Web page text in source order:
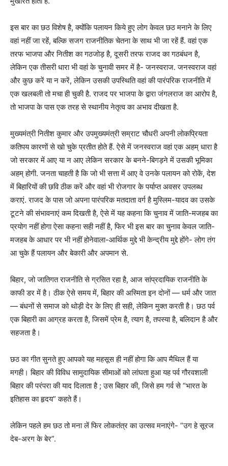
इस बार का छठ विशेष है, क्योंकि पलायन किये हुए लोग केवल छठ मनाने के लिए
वहां नहीं जा रहें, बल्कि सजग राजनीतिक चेतना के साथ भी जा रहें हैं. वहां एक
तरफ भाजपा और नितीश का गठजोड़ है, दूसरी तरफ राजद का गठबंधन है,
लेकिन एक तीसरी धारा भी वहां के चुनावी समर में है- जनस्वराज. जनस्वराज वहां
और कुछ करें या न करें, लेकिन उसकी उपस्थिति वहां की पारंपरिक राजनीति में
एक खलबली तो मचा ही चुकी है. राजद पर भाजपा के द्वारा जंगलराज का आरोप है,
तो भाजपा के पास एक तरह से स्थानीय नेतृत्व का अभाव दीखता है.
मुख्यमंत्री नितीश कुमार और उपमुख्यमंत्री सम्राट चौधरी अपनी लोकप्रियता
कतिपय कारणों से खो चुके प्रतीत होते हैं. ऐसे में जनस्वराज वहां एक अहम् धारा है
जो सरकार में आए या न आए लेकिन सरकार के बनने-बिगड़ने में उसकी भूमिका
अहम् होगी. जनता चाहती है कि जो भी सत्ता में आए वे उनके पलायन को रोकें, देश
में बिहारियों की छवि ठीक करें और वहां भी रोजगार के पर्याप्त अवसर उपलब्ध
कराएं. राजद के पास जो अपना पारंपरिक मतदाता वर्ग है मुस्लिम-यादव का उसके
टूटने की संभावनाएं कम दिखती है, ऐसे में यह कहना कि चुनाव में जाति-मजहब का
प्रयोग नहीं होगा ऐसा कहना सही नहीं है, फिर भी इस बार का चुनाव केवल जाति-
मजहब के आधार पर भी नहीं होनेवाला-आर्थिक मुद्दे भी केन्द्रीय मुद्दे होंगे- लोग तंग
आ चुके हैं पलायन और बेकारी और अपमान से.
बिहार, जो जातिगत राजनीति से ग्रसित रहा है, आज सांप्रदायिक राजनीति के
काफी डर में है। ठीक ऐसे समय में, बिहार की अस्मिता इन दोनों — धर्म और जात
— बंधनों से समाज को थोड़ी देर के लिए ही सही, लेकिन मुक्त करती है। छठ पर्व
एक बिहारी का आग्रह करता है, जिसमें प्रेम है, त्याग है, तपस्या है, बलिदान है और
सहजता है।
छठ का गीत सुनते हुए आपको यह महसूस ही नहीं होगा कि आप मैथिल हैं या
मगही। बिहार की विविध सामुदायिक सीमाओं को लांघता हुआ यह पर्व गौरवशाली
बिहार की परंपरा की याद दिलाता है ; उस बिहार की, जिसे हम गर्व से “भारत के
इतिहास का हृदय” कहते हैं।
लेकिन पहले हम छठ तो मना लें फिर लोकतंत्र का उत्सव मनाएंगे- “उग हे सूरज
देब-अरग के बेर”.